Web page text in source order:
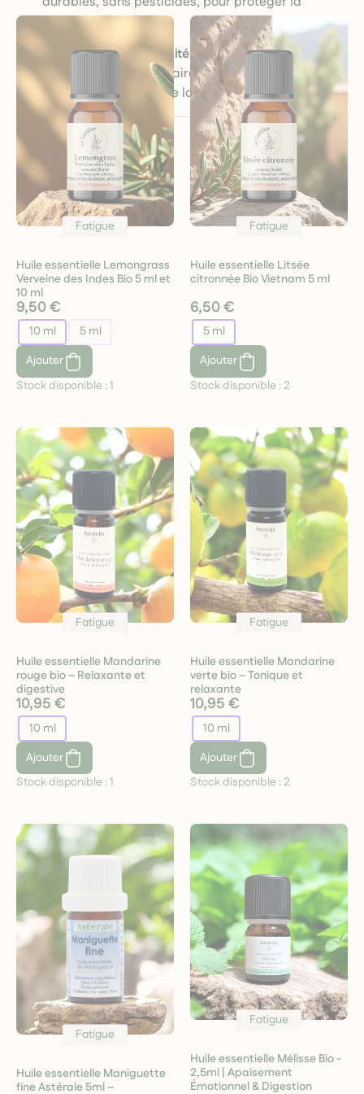
biodiversité.
Authenticité & durabilité: chaque produit raconte
l’histoire d’un savoir-faire naturel, pensé pour le
respect du corps et de la Terre.
Fatigue
Huile essentielle Lemongrass
Verveine des Indes Bio 5 ml et
10 ml
9,50 €
10 ml
5 ml
Ajouter
Stock disponible :1
Fatigue
Huile essentielle Litsée
citronnée Bio Vietnam 5 ml
6,50 €
5 ml
Ajouter
Stock disponible : 2
Fatigue
Huile essentielle Mandarine
rouge bio – Relaxante et
digestive
10,95 €
10 ml
Ajouter
Stock disponible :1
Fatigue
Huile essentielle Mandarine
verte bio – Tonique et
relaxante
10,95 €
10 ml
Ajouter
Stock disponible : 2
Fatigue
Huile essentielle Maniguette
fine Astérale 5ml –
Fatigue
Huile essentielle Mélisse Bio -
2,5ml | Apaisement
Émotionnel & Digestion